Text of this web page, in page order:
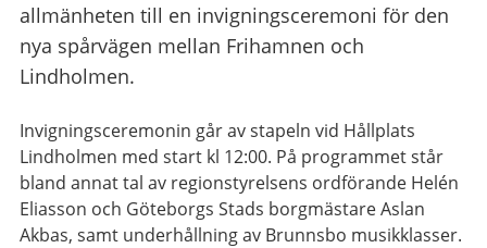
allmänheten till en invigningsceremoni för den
nya spårvägen mellan Frihamnen och
Lindholmen.
Invigningsceremonin går av stapeln vid Hållplats
Lindholmen med start kl 12:00. På programmet står
bland annat tal av regionstyrelsens ordförande Helén
Eliasson och Göteborgs Stads borgmästare Aslan
Akbas, samt underhållning av Brunnsbo musikklasser.